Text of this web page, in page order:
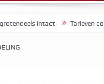
intact Tarieven